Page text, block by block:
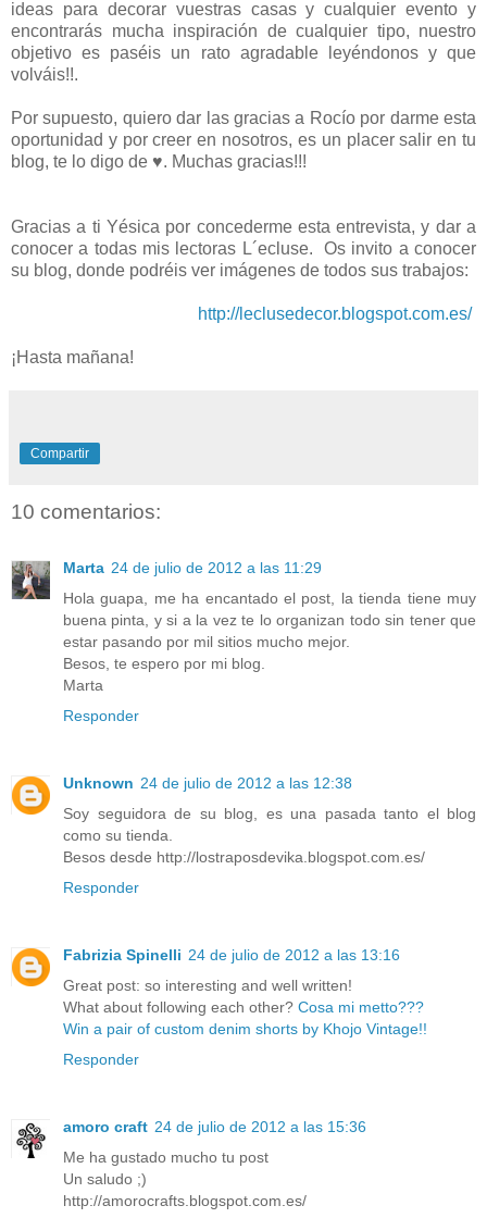
ideas para decorar vuestras casas y cualquier evento y
encontrarás mucha inspiración de cualquier tipo, nuestro
objetivo es paséis un rato agradable leyéndonos y que
volváis!!.
Por supuesto, quiero dar las gracias a Rocío por darme esta
oportunidad y por creer en nosotros, es un placer salir en tu
blog, te lo digo de ♥. Muchas gracias!!!
Gracias a ti Yésica por concederme esta entrevista, y dar a
conocer a todas mis lectoras L´ecluse.Os invito a conocer
su blog, donde podréis ver imágenes de todos sus trabajos:
http://leclusedecor.blogspot.com.es/
¡Hasta mañana!
Compartir
10 comentarios:
Marta 24 de julio de 2012 a las 11:29
Hola guapa, me ha encantado el post, la tienda tiene muy
buena pinta, y si a la vez te lo organizan todo sin tener que
estar pasando por mil sitios mucho mejor.
Besos, te espero por mi blog.
Marta
Responder
Unknown 24 de julio de 2012 a las 12:38
Soy seguidora de su blog, es una pasada tanto el blog
como su tienda.
Besos desde http://lostraposdevika.blogspot.com.es/
Responder
Fabrizia Spinelli 24 de julio de 2012 a las 13:16
Great post: so interesting and well written!
What about following each other? Cosa mi metto???
Win a pair of custom denim shorts by Khojo Vintage!!
Responder
amoro craft 24 de julio de 2012 a las 15:36
Me ha gustado mucho tu post
Un saludo ;)
http://amorocrafts.blogspot.com.es/